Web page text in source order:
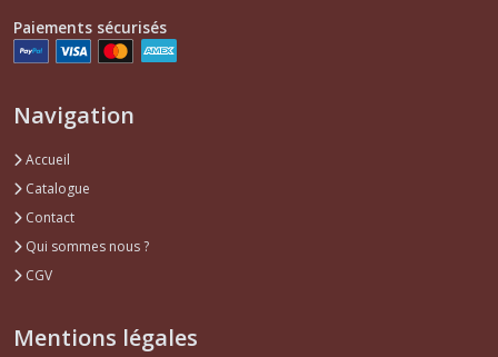
Paiements sécurisés
Navigation
Accueil
Catalogue
Contact
Qui sommes nous ?
CGV
Mentions légales